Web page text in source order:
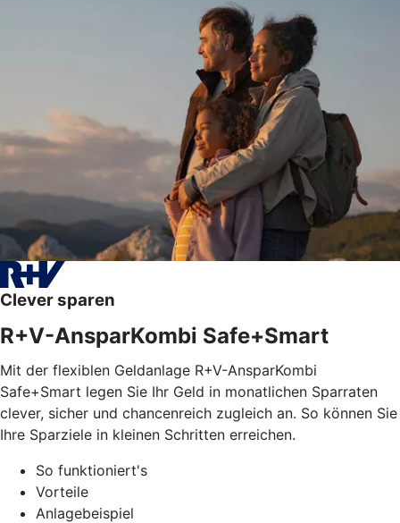
Clever sparen
R+V-AnsparKombi Safe+Smart
Mit der flexiblen Geldanlage R+V-AnsparKombi
Safe+Smart legen Sie Ihr Geld in monatlichen Sparraten
clever, sicher und chancenreich zugleich an. So können Sie
Ihre Sparziele in kleinen Schritten erreichen.
So funktioniert's
Vorteile
Anlagebeispiel